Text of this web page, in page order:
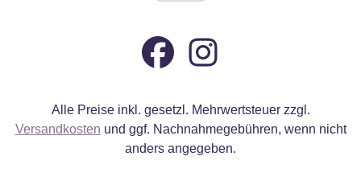
Alle Preise inkl. gesetzl. Mehrwertsteuer zzgl.
Versandkosten und ggf. Nachnahmegebühren, wenn nicht
anders angegeben.